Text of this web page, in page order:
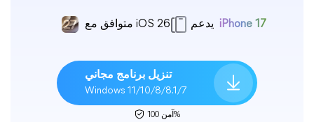
متوافق مع iOS 26 iPhone 17
تنزيل برنامج مجاني
Windows 11/10/8/8.1/7
آمن 100%